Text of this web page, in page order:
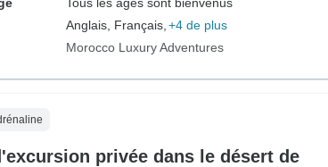
Anglais, Français, +4 de plus
Morocco Luxury Adventures
privée dans le désert de